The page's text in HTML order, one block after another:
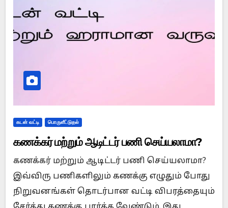
கடன் வட்டி பொருளீட்டுதல்
கணக்கர் மற்றும் ஆடிட்டர் பணி செய்யலாமா?
கணக்கர் மற்றும் ஆடிட்டர் பணி செய்யலாமா?
இவ்விரு பணிகளிலும் கணக்கு எழுதும் போது
நிறுவனங்கள் தொடர்பான வட்டி விபரத்தையும்